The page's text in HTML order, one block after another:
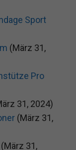
Sport
(März 31,
Pro
31, 2024)
(März 31,
(März 31,